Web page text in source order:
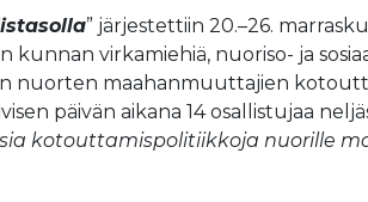
” järjestettiin 20.–26.
kunnan virkamiehiä, nuoriso- ja
nuorten maahanmuuttajien
päivän aikana 14 osallistujaa
kotouttamispolitiikkoja nuorille